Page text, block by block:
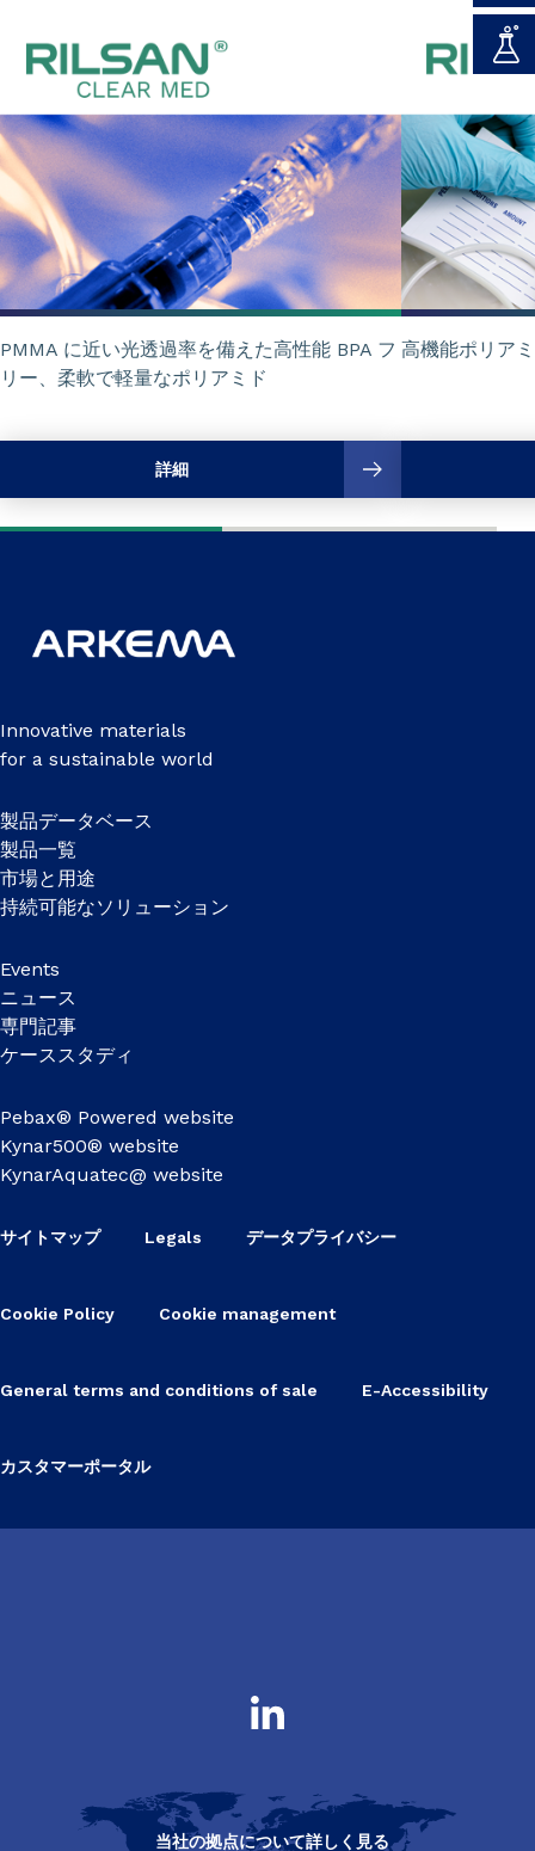
PMMA に近い光透過率を備えた高性能 BPA フ
リー、柔軟で軽量なポリアミド
詳細
高機能ポリア
Innovative materials
for a sustainable world
製品データベース
製品一覧
市場と用途
持続可能なソリューション
Events
ニュース
専門記事
ケーススタディ
Pebax® Powered website
Kynar500® website
KynarAquatec@ website
サイトマップ Legals データプライバシー
Cookie Policy Cookie management
General terms and conditions of sale E-Accessibility
カスタマーポータル
当社の拠点について詳しく見る